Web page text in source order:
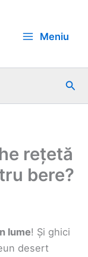
Meniu
rețetă
bere?
lume! Și ghici
desert